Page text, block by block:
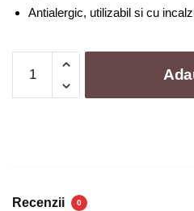
Antialergic, utilizabil si cu
Covorase
de
Antiderapante
Recenzii 0